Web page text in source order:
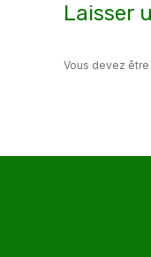
Laisser
Vous devez être